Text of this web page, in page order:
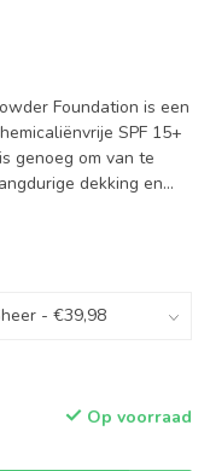
Foundation is een
SPF 15+
genoeg om van te
dekking en...
Op voorraad